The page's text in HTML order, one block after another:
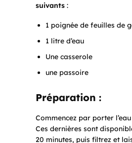
suivants :
1 poignée de feuilles de
1 litre d’eau
Une casserole
une passoire
Préparation :
Commencez par porter
Ces dernières sont
20 minutes, puis filtrez et